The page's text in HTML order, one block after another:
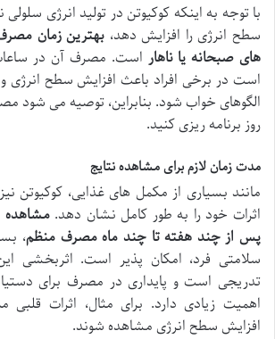
با توجه به اینکه کوکیوتن در تولید انرژی
سطح انرژی را افزایش دهد، بهترین زمان
های صبحانه یا ناهار است. مصرف آن در
است در برخی افراد باعث افزایش سطح انرژی
الگوهای خواب شود. بنابراین، توصیه می شود
روز برنامه ریزی کنید.
مدت زمان لازم برای مشاهده نتایج
مانند بسیاری از مکمل های غذایی، کوکیوتن نیز
اثرات خود را به طور کامل نشان دهد.مشاهده
پس از چند هفته تا چند ماه مصرف منظم،
سلامتی فرد، امکان پذیر است. اثربخشی
تدریجی است و پایداری در مصرف برای
اهمیت زیادی دارد. برای مثال، اثرات
افزایش سطح انرژی مشاهده شوند.